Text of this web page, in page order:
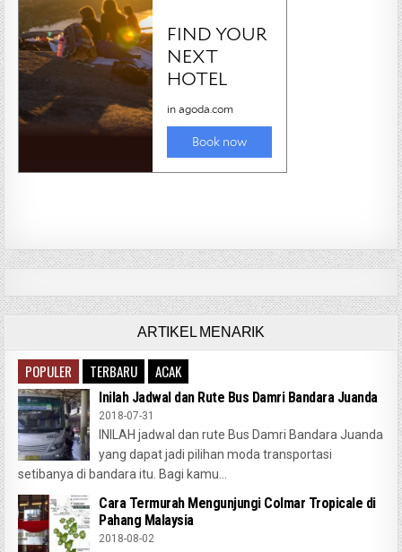
ARTIKEL MENARIK
POPULER TERBARU ACAK
Inilah Jadwal dan Rute Bus Damri Bandara Juanda
2018-07-31
INILAH jadwal dan rute Bus Damri Bandara Juanda
yang dapat jadi pilihan moda transportasi
setibanya di bandara itu. Bagi kamu...
Cara Termurah Mengunjungi Colmar Tropicale di
Pahang Malaysia
2018-08-02